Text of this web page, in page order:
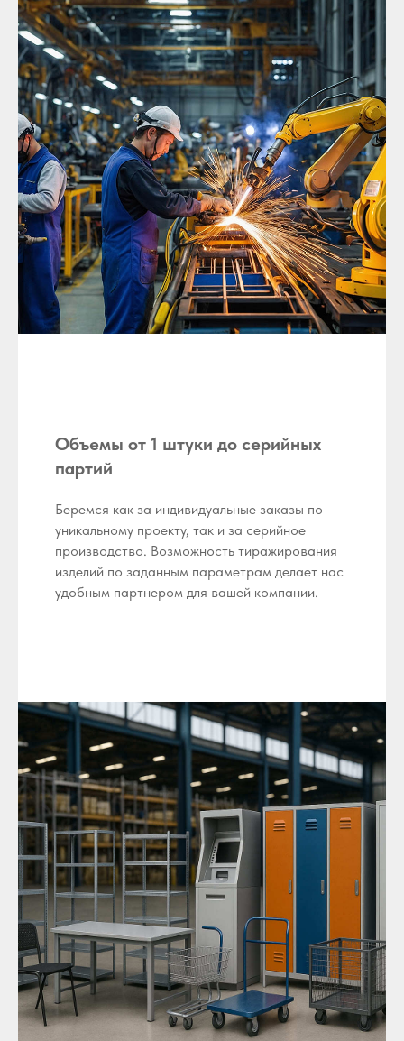
Объемы от 1 штуки до серийных
партий
Беремся как за индивидуальные заказы по
уникальному проекту, так и за серийное
производство. Возможность тиражирования
изделий по заданным параметрам делает нас
удобным партнером для вашей компании.